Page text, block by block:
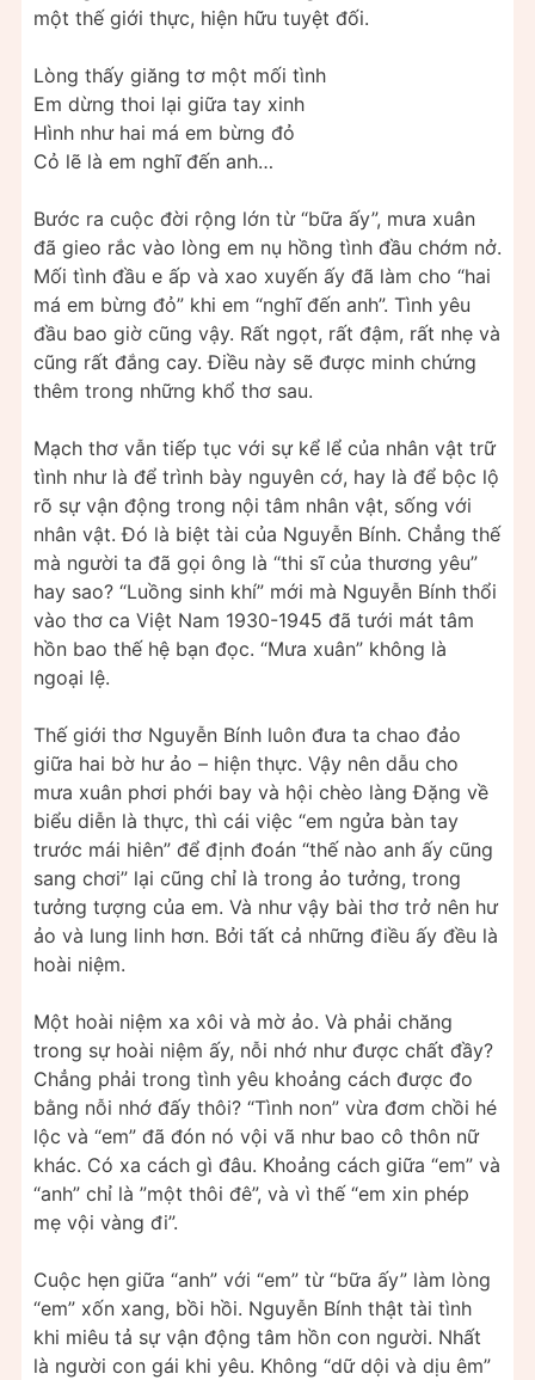
một thế giới thực, hiện hữu tuyệt đối.
Lòng thấy giăng tơ một mối tình
Em dừng thoi lại giữa tay xinh
Hình như hai má em bừng đỏ
Cỏ lẽ là em nghĩ đến anh…
Bước ra cuộc đời rộng lớn từ “bữa ấy”, mưa xuân
đã gieo rắc vào lòng em nụ hồng tình đầu chớm nở.
Mối tình đầu e ấp và xao xuyến ấy đã làm cho “hai
má em bừng đỏ” khi em “nghĩ đến anh”. Tình yêu
đầu bao giờ cũng vậy. Rất ngọt, rất đậm, rất nhẹ và
cũng rất đắng cay. Điều này sẽ được minh chứng
thêm trong những khổ thơ sau.
Mạch thơ vẫn tiếp tục với sự kể lể của nhân vật trữ
tình như là để trình bày nguyên cớ, hay là để bộc lộ
rõ sự vận động trong nội tâm nhân vật, sống với
nhân vật. Đó là biệt tài của Nguyễn Bính. Chẳng thế
mà người ta đã gọi ông là “thi sĩ của thương yêu”
hay sao? “Luồng sinh khí” mới mà Nguyễn Bính thổi
vào thơ ca Việt Nam 1930-1945 đã tưới mát tâm
hồn bao thế hệ bạn đọc. “Mưa xuân” không là
ngoại lệ.
Thế giới thơ Nguyễn Bính luôn đưa ta chao đảo
giữa hai bờ hư ảo – hiện thực. Vậy nên dẫu cho
mưa xuân phơi phới bay và hội chèo làng Đặng về
biểu diễn là thực, thì cái việc “em ngửa bàn tay
trước mái hiên” để định đoán “thế nào anh ấy cũng
sang chơi” lại cũng chỉ là trong ảo tưởng, trong
tưởng tượng của em. Và như vậy bài thơ trở nên hư
ảo và lung linh hơn. Bởi tất cả những điều ấy đều là
hoài niệm.
Một hoài niệm xa xôi và mờ ảo. Và phải chăng
trong sự hoài niệm ấy, nỗi nhớ như được chất đầy?
Chẳng phải trong tình yêu khoảng cách được đo
bằng nỗi nhớ đấy thôi? “Tình non” vừa đơm chồi hé
lộc và “em” đã đón nó vội vã như bao cô thôn nữ
khác. Có xa cách gì đâu. Khoảng cách giữa “em” và
“anh” chỉ là ”một thôi đê”, và vì thế “em xin phép
mẹ vội vàng đi”.
Cuộc hẹn giữa “anh” với “em” từ “bữa ấy” làm lòng
“em” xốn xang, bồi hồi. Nguyễn Bính thật tài tình
khi miêu tả sự vận động tâm hồn con người. Nhất
là người con gái khi yêu. Không “dữ dội và dịu êm”